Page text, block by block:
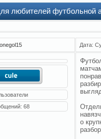
любителей футбольной
Дата:
68
о